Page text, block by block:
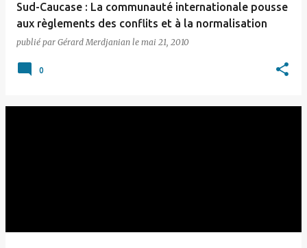
Sud-Caucase : La communauté internationale pousse
aux règlements des conflits et à la normalisation
publié par Gérard Merdjanian le mai 21, 2010
0